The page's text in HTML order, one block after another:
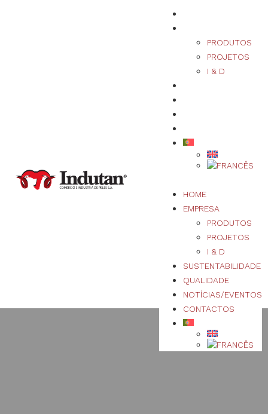
PRODUTOS
PROJETOS
I & D
HOME
EMPRESA
PRODUTOS
PROJETOS
I & D
SUSTENTABILIDADE
QUALIDADE
NOTÍCIAS/EVENTOS
CONTACTOS